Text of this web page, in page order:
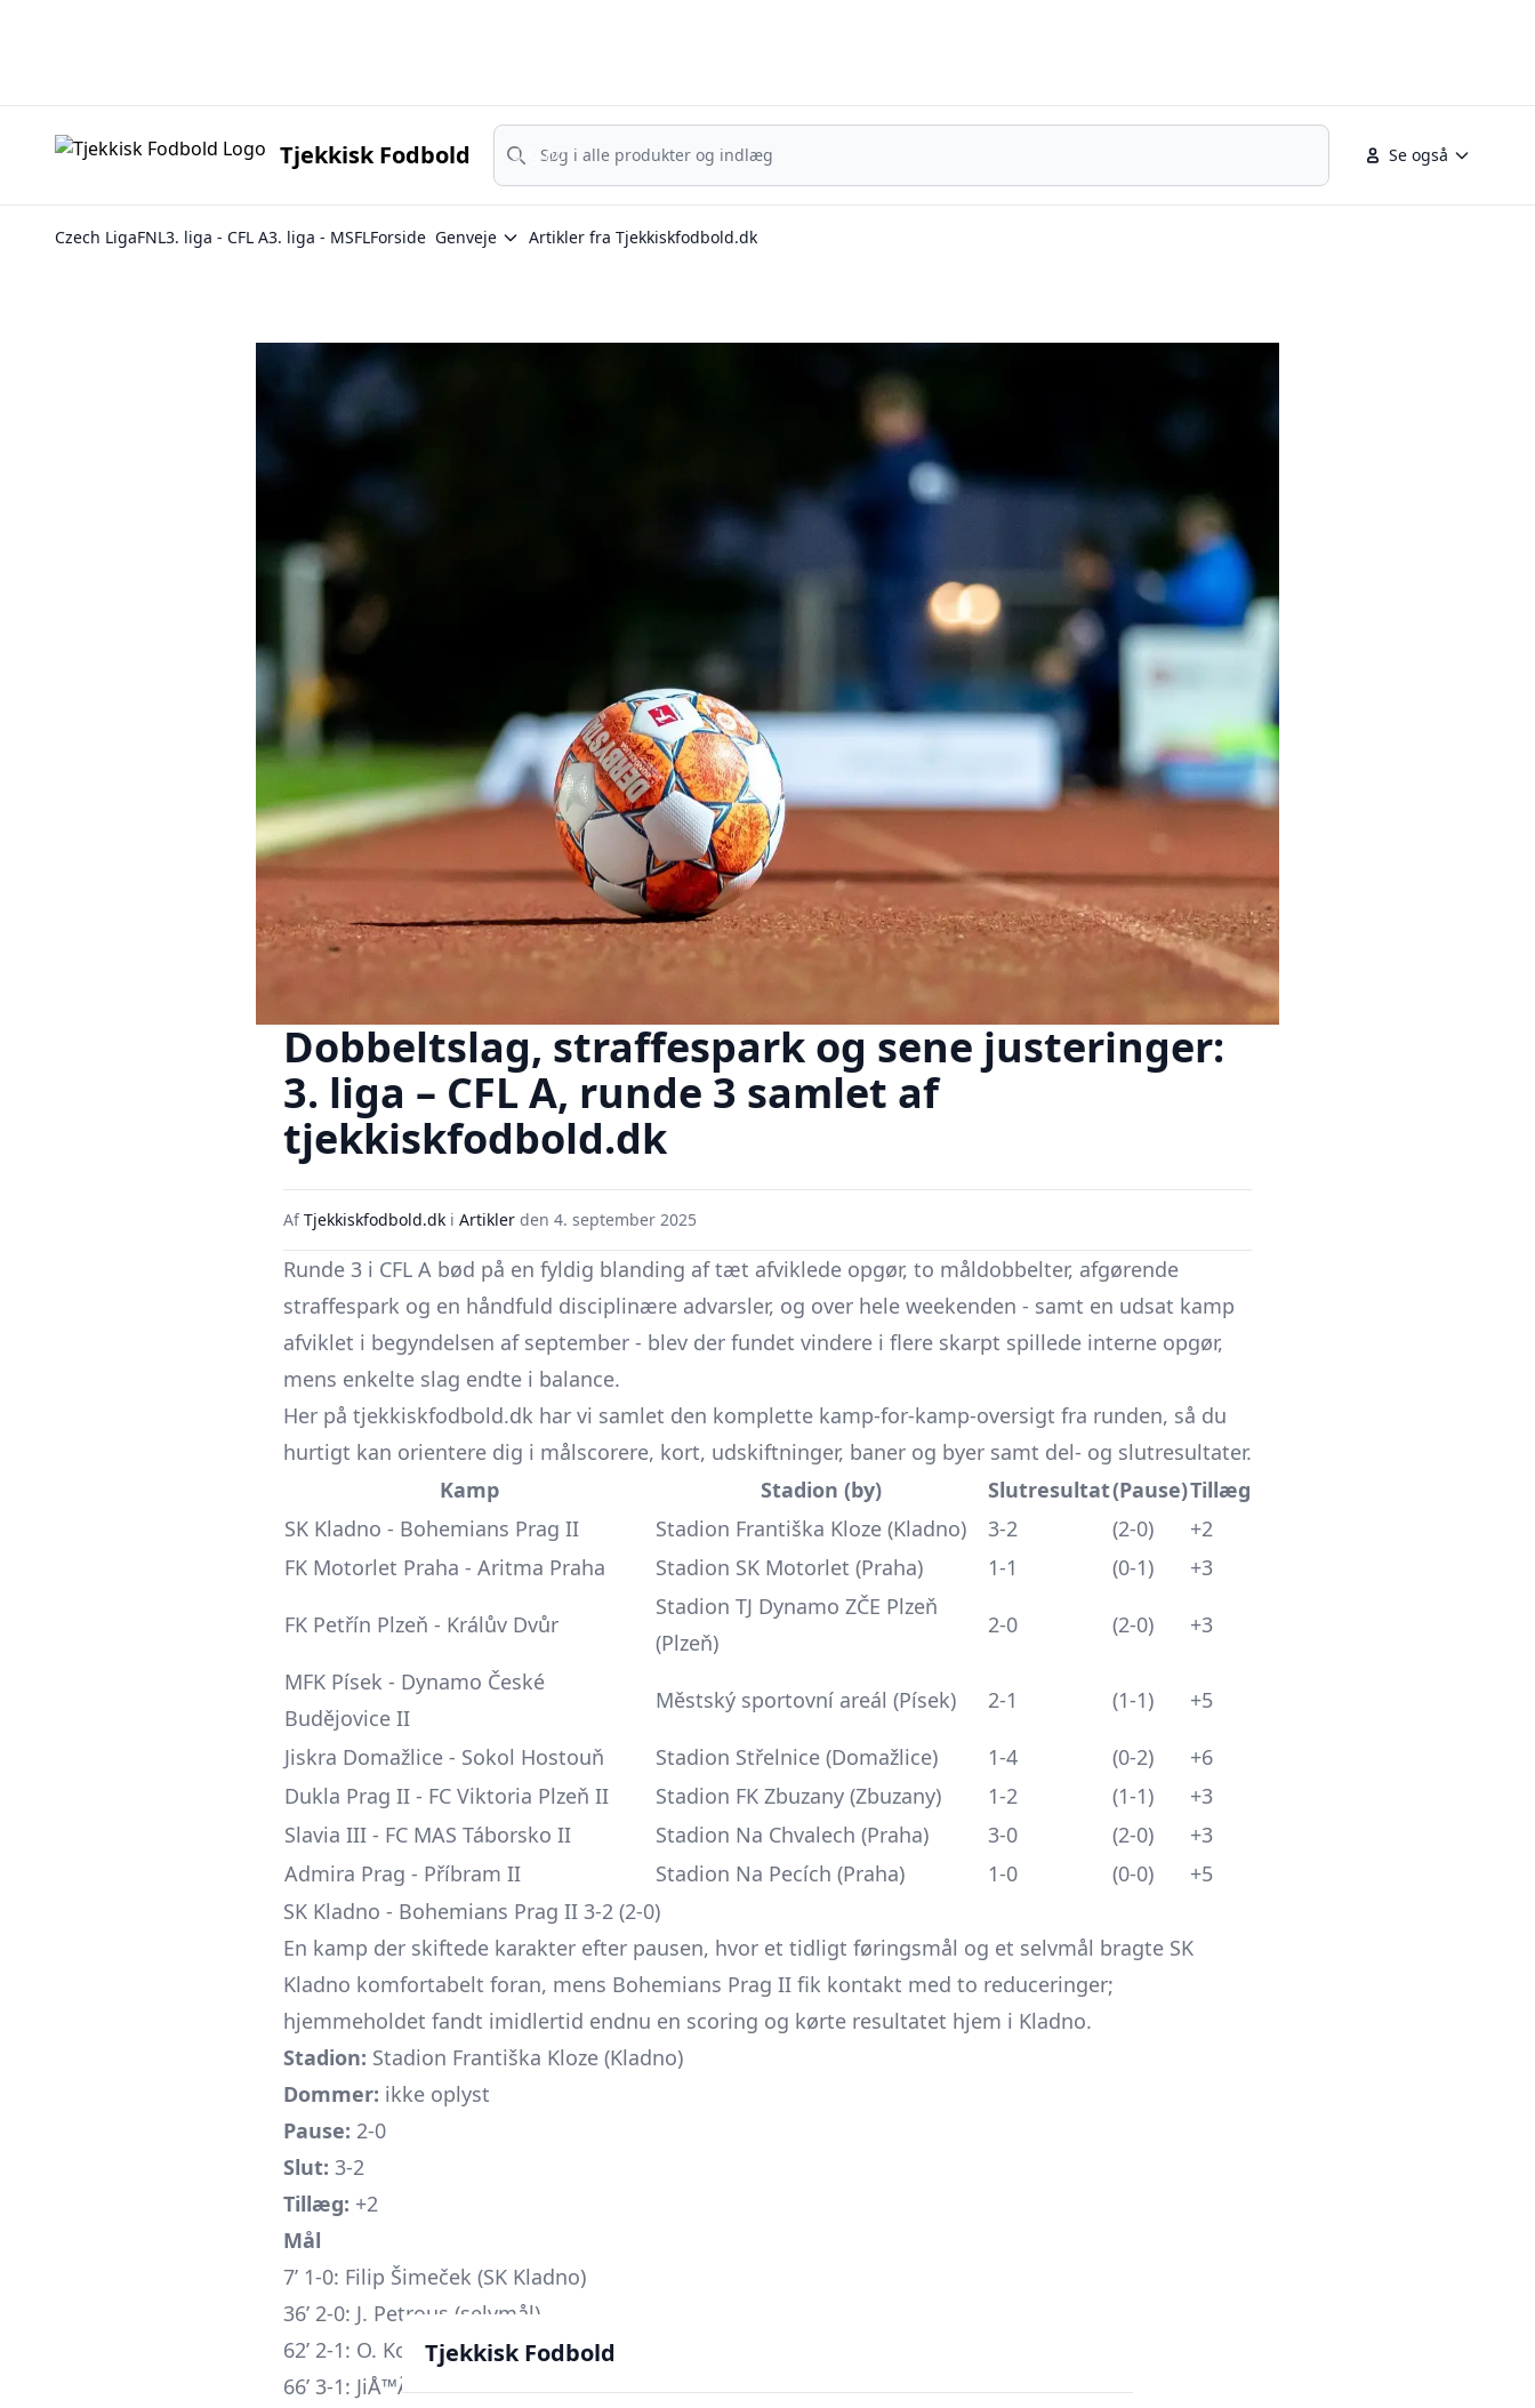
Tjekkisk Fodbold Se også
Søg nu
Søg nu
Czech LigaFNL3. liga - CFL A3. liga - MSFLForside Genveje Artikler fra Tjekkiskfodbold.dk
Dobbeltslag, straffespark og sene justeringer:
3. liga – CFL A, runde 3 samlet af
tjekkiskfodbold.dk
AfTjekkiskfodbold.dk i Artikler den 4. september 2025
Runde 3 i CFL A bød på en fyldig blanding af tæt afviklede opgør, to måldobbelter, afgørende
straffespark og en håndfuld disciplinære advarsler, og over hele weekenden - samt en udsat kamp
afviklet i begyndelsen af september - blev der fundet vindere i flere skarpt spillede interne opgør,
mens enkelte slag endte i balance.
Her på tjekkiskfodbold.dk har vi samlet den komplette kamp-for-kamp-oversigt fra runden, så du
hurtigt kan orientere dig i målscorere, kort, udskiftninger, baner og byer samt del- og slutresultater.
Kamp
Stadion (by) Slutresultat(Pause)Tillæg
SK Kladno - Bohemians Prag II
Stadion Františka Kloze (Kladno) 3-2 (2-0)
+2
FK Motorlet Praha - Aritma Praha
Stadion SK Motorlet (Praha) 1-1 (0-1) +3
FK Petřín Plzeň - Králův Dvůr
Stadion TJ Dynamo ZČE Plzeň
(Plzeň)
2-0 (2-0) +3
MFK Písek - Dynamo České
Budějovice II
Městský sportovní areál (Písek) 2-1 (1-1) +5
Jiskra Domažlice - Sokol Hostouň Stadion Střelnice (Domažlice) 1-4 (0-2)
+6
Dukla Prag II - FC Viktoria Plzeň II
Stadion FK Zbuzany (Zbuzany) 1-2 (1-1)
+3
Slavia III - FC MAS Táborsko II
Stadion Na Chvalech (Praha) 3-0 (2-0)
+3
Admira Prag - Příbram II
Stadion Na Pecích (Praha) 1-0 (0-0)
+5
SK Kladno - Bohemians Prag II 3-2 (2-0)
En kamp der skiftede karakter efter pausen, hvor et tidligt føringsmål og et selvmål bragte SK
Kladno komfortabelt foran, mens Bohemians Prag II fik kontakt med to reduceringer;
hjemmeholdet fandt imidlertid endnu en scoring og kørte resultatet hjem i Kladno.
Stadion: Stadion Františka Kloze (Kladno)
Dommer: ikke oplyst
Pause: 2-0
Slut: 3-2
Tillæg: +2
Mål
7’ 1-0: Filip Šimeček (SK Kladno)
36’ 2-0: J. Petrous (selvmål)
62’ 2-1: O. Koval (Bohemians Prag II)
66’ 3-1: JiÅ™Ã­ Hudec (SK Kladno)
Tjekkisk Fodbold